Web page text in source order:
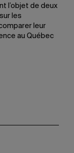
l’objet de deux
les
leur
au Québec